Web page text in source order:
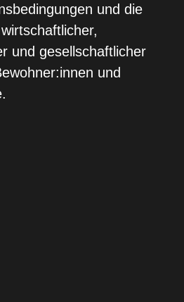
und die
und gesellschaftlicher
und